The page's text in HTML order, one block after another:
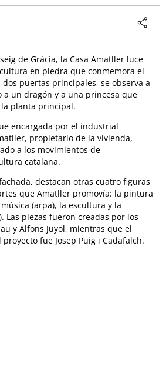
de Gràcia, la Casa Amatller luce
en piedra que conmemora el
puertas principales, se observa a
a un dragón y a una princesa que
planta principal.
encargada por el industrial
propietario de la vivienda,
a los movimientos de
catalana.
destacan otras cuatro figuras
que Amatller promovía: la pintura
(arpa), la escultura y la
Las piezas fueron creadas por los
y Alfons Juyol, mientras que el
fue Josep Puig i Cadafalch.